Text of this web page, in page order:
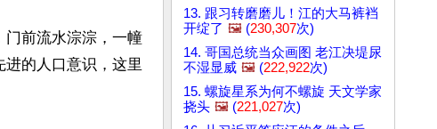
门前流水淙淙，一幢
的人口意识，这里
13. 跟习转磨磨儿！江的大马裤裆
开绽了 🖼️ (230,307次)
14. 哥国总统当众画图 老江决堤尿
不湿显威 🖼️ (222,922次)
15. 螺旋星系为何不螺旋 天文学家
挠头 🖼️ (221,027次)